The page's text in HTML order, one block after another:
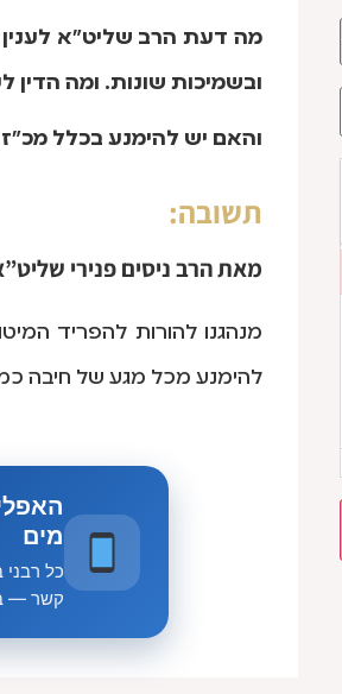
מה דעת הרב שליט"א
ובשמיכות שונות. ומה הדין
והאם יש להימנע בכלל
תשובה:
מאתהרב ניסים פנירי
מנהגנו להורות להפריד
להימנע מכל מגע של חיבה
מים
כל
קשר —